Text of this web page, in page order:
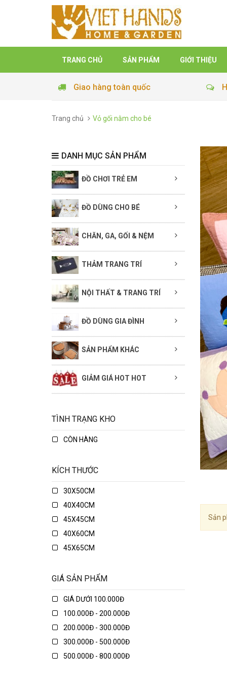
TRANG CHỦ SẢN PHẨM GIỚI THIỆU
Giao hàng toàn quốc
Trang chủ Vỏ gối nằm cho bé
Sản
DANH MỤC SẢN PHẨM
ĐỒ CHƠI TRẺ EM
ĐỒ DÙNG CHO BÉ
CHĂN, GA, GỐI & NỆM
THẢM TRANG TRÍ
NỘI THẤT & TRANG TRÍ
ĐỒ DÙNG GIA ĐÌNH
SẢN PHẨM KHÁC
GIẢM GIÁ HOT HOT
TÌNH TRẠNG KHO
CÒN HÀNG
KÍCH THƯỚC
30X50CM
40X40CM
45X45CM
40X60CM
45X65CM
48X74CM
50X50CM
50X70CM
GIÁ SẢN PHẨM
GIÁ DƯỚI 100.000Đ
100.000Đ - 200.000Đ
200.000Đ - 300.000Đ
300.000Đ - 500.000Đ
500.000Đ - 800.000Đ